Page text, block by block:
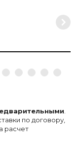
по договору,
расчет